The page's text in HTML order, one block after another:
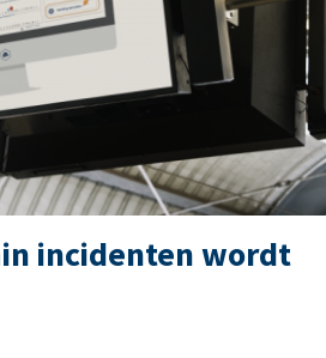
incidenten wordt